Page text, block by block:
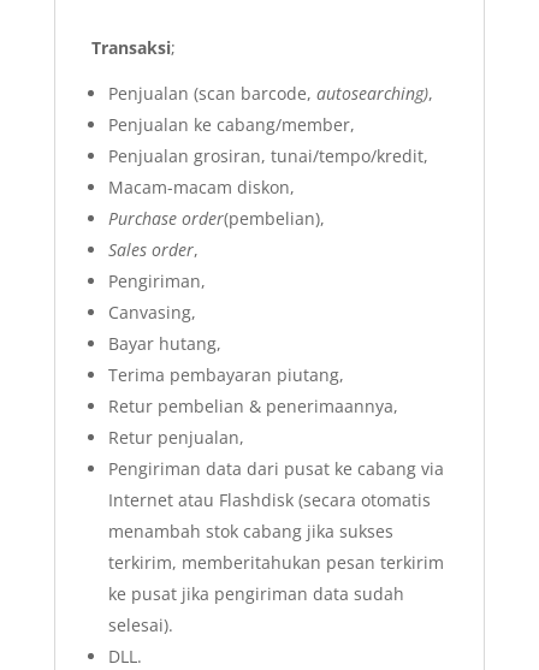
Transaksi;
Penjualan (scan barcode, autosearching),
Penjualan ke cabang/member,
Penjualan grosiran, tunai/tempo/kredit,
Macam-macam diskon,
Purchase order(pembelian),
Sales order,
Pengiriman,
Canvasing,
Bayar hutang,
Terima pembayaran piutang,
Retur pembelian & penerimaannya,
Retur penjualan,
Pengiriman data dari pusat ke cabang via
Internet atau Flashdisk (secara otomatis
menambah stok cabang jika sukses
terkirim, memberitahukan pesan terkirim
ke pusat jika pengiriman data sudah
selesai).
DLL.